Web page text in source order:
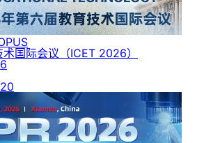
国际会议 （ICET 2026）